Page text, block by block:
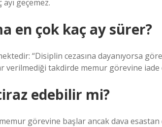
geçemez.
en çok kaç ay sürer?
“Disiplin cezasına dayanıyorsa
verilmediği takdirde memur görevine iade
edebilir mi?
görevine başlar ancak dava esastan